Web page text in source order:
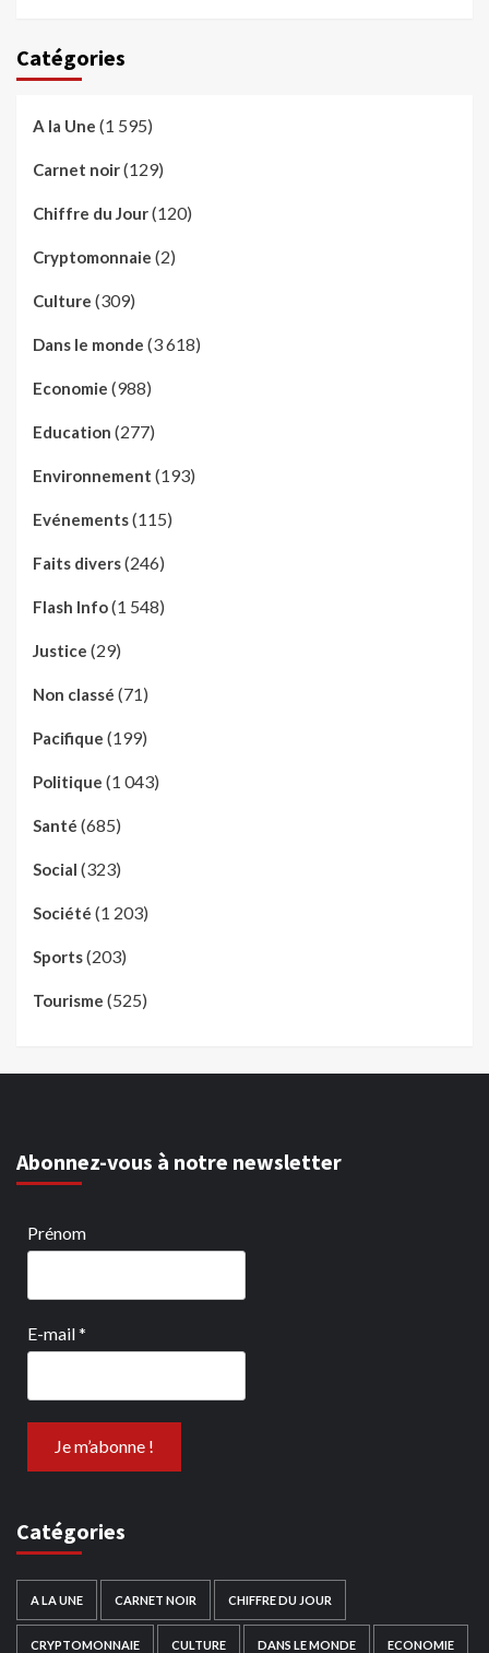
Catégories
A la Une (1 595)
Carnet noir(129)
Chiffre du Jour(120)
Cryptomonnaie (2)
Culture (309)
Dans le monde (3 618)
Economie (988)
Education (277)
Environnement (193)
Evénements(115)
Faits divers(246)
Flash Info(1 548)
Justice (29)
Non classé (71)
Pacifique (199)
Politique (1 043)
Santé (685)
Social (323)
Société (1 203)
Sports(203)
Tourisme (525)
Abonnez-vous à notre newsletter
Prénom
E-mail*
Catégories
A LA UNE CARNET NOIR CHIFFRE DU JOUR
CRYPTOMONNAIE CULTURE DANS LE MONDE ECONOMIE